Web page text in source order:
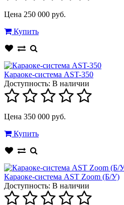
Цена 250 000 руб.
Купить
Караоке-система AST-350
Доступность: В наличии
Цена 350 000 руб.
Купить
Караоке-система AST Zoom (Б/У)
Доступность: В наличии